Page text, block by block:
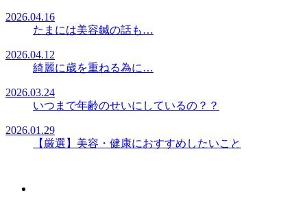
2026.04.16
たまには美容鍼の話も…
2026.04.12
綺麗に歳を重ねる為に…
2026.03.24
いつまで年齢のせいにしているの？？
2026.01.29
【厳選】美容・健康におすすめしたいこと